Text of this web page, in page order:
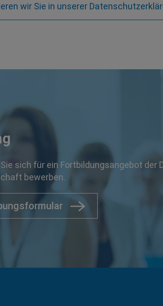
wir Sie in unserer
sich für ein Fortbildungsangebot der
bewerben.